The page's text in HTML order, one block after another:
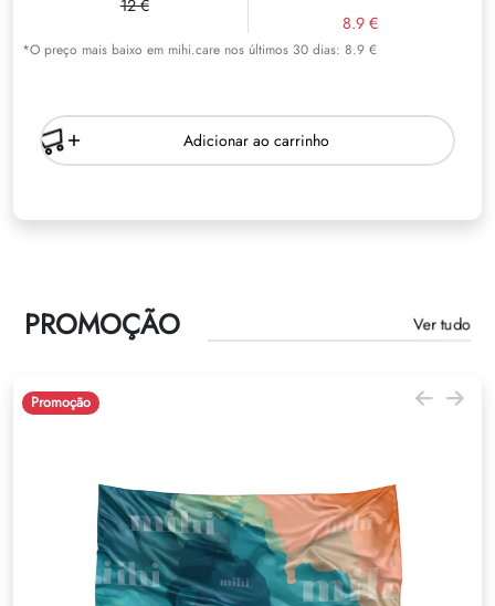
12 €
8.9 €
*O preço mais baixo em mihi.care nos últimos 30 dias: 8.9 €
Adicionar ao carrinho
PROMOÇÃO Ver tudo
Promoção